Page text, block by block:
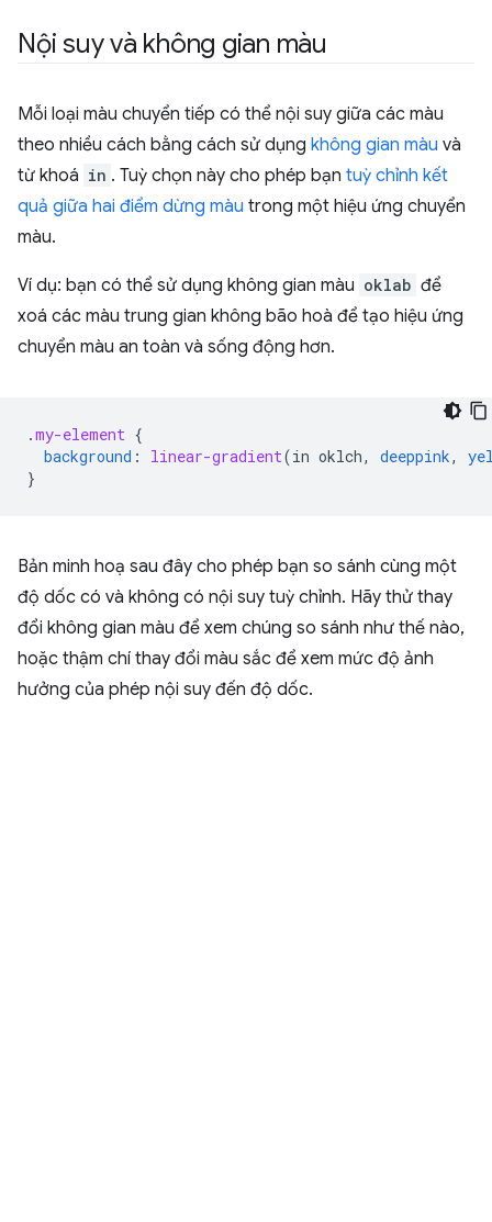
Nội suy và không gian màu
Mỗi loại màu chuyển tiếp có thể nội suy giữa các màu
theo nhiều cách bằng cách sử dụng không gian màu và
từ khoá in . Tuỳ chọn này cho phép bạn tuỳ chỉnh kết
quả giữa hai điểm dừng màu trong một hiệu ứng chuyển
màu.
Ví dụ: bạn có thể sử dụng không gian màu oklab để
xoá các màu trung gian không bão hoà để tạo hiệu ứng
chuyển màu an toàn và sống động hơn.
.my-element {
background : linear-gradient(in oklch, deeppink,
}
Bản minh hoạ sau đây cho phép bạn so sánh cùng một
độ dốc có và không có nội suy tuỳ chỉnh. Hãy thử thay
đổi không gian màu để xem chúng so sánh như thế nào,
hoặc thậm chí thay đổi màu sắc để xem mức độ ảnh
hưởng của phép nội suy đến độ dốc.